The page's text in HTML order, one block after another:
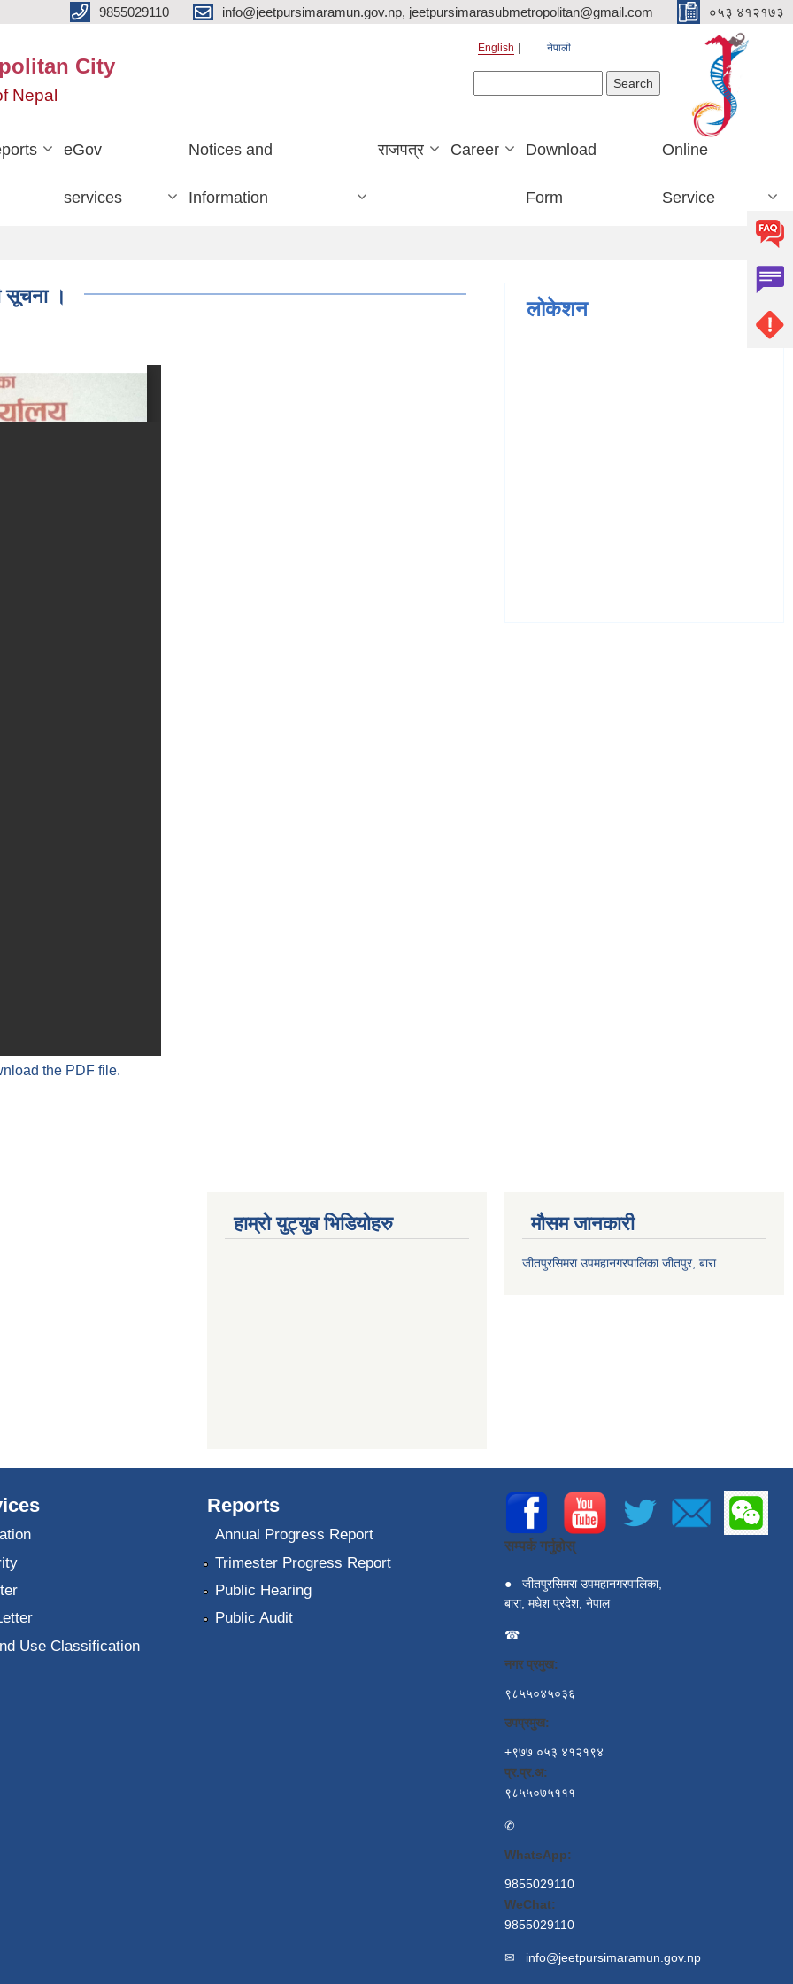
9855029110 info@jeetpursimaramun.gov.np, jeetpursimarasubmetropolitan@gmail.com ०५३ ४१२१७३
City
Nepal
English नेपाली
eGov
services
Notices and
Information
राजपत्र Career Download
Form
Online
Service
सूचना ।
the PDF file.
लोकेशन
हाम्रो युट्युब भिडियोहरु मौसम जानकारी
जीतपुरसिमरा उपमहानगरपालिका जीतपुर, बारा
Use Classification
Reports
Annual Progress Report
Trimester Progress Report
Public Hearing
Public Audit
सम्पर्क गर्नुहोस्
●
जीतपुरसिमरा उपमहानगरपालिका,
बारा, मधेश प्रदेश, नेपाल
☎
नगर प्रमुख:
९८५५०४५०३६
उपप्रमुख:
+९७७ ०५३ ४१२१९४
प्र.प्र.अ:
९८५५०७५१११
✆
WhatsApp:
9855029110
WeChat:
9855029110
✉ info@jeetpursimaramun.gov.np